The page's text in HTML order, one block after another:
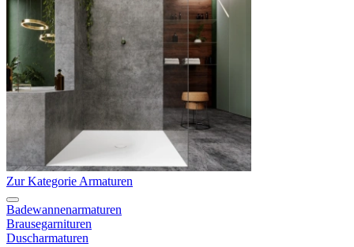
Zur Kategorie Armaturen
Badewannenarmaturen
Brausegarnituren
Duscharmaturen